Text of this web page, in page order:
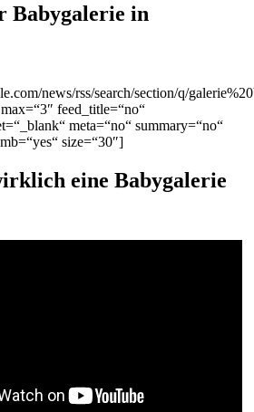
Babygalerie in
news/rss/search/section/q/
feed_title=“no“
meta=“no“ summary=“no“
size=“30″]
eine Babygalerie